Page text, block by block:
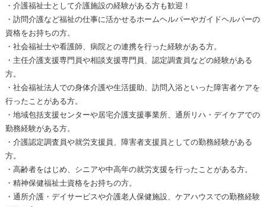
・介護福祉士として介護施設の経験がある方も歓迎！
・訪問介護など福祉の仕事に活かせるホームヘルパーやガイドヘルパーの
資格をお持ちの方。
・社会福祉士や看護師、病院との連携を行った経験がある方。
・主任介護支援専門員や相談支援専門員、認定調査員などの経験がある
方。
・社会福祉法人での身体介護や生活援助、訪問入浴といった障害者ケアを
行ったことがある方。
・地域包括支援センターや居宅介護支援事業所、通所リハ・デイケアでの
勤務経験がある方。
・介護認定調査員や就労支援員、障害者支援員としての勤務経験がある
方。
・高齢者をはじめ、シニアや中高年の就労支援を行ったことがある方。
・精神保健福祉士資格をお持ちの方。
・通所介護・デイサービスや介護老人保健施設、ケアハウスでの勤務経験